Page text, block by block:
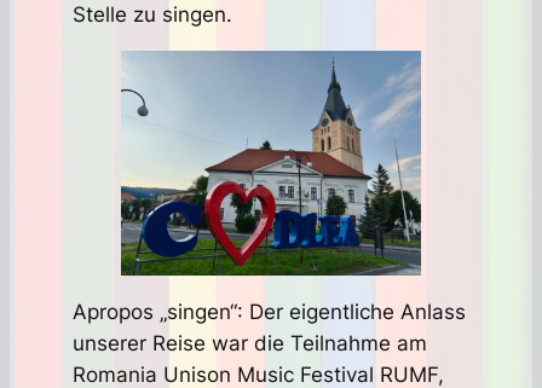
Stelle zu singen.
Apropos „singen“: Der eigentliche Anlass
unserer Reise war die Teilnahme am
Romania Unison Music Festival RUMF,